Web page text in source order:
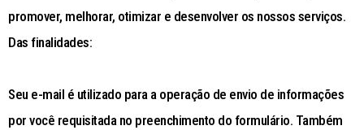
promover, melhorar, otimizar e desenvolver os nossos serviços.
Das finalidades:
Seu e-mail é utilizado para a operação de envio de informações
por você requisitada no preenchimento do formulário. Também